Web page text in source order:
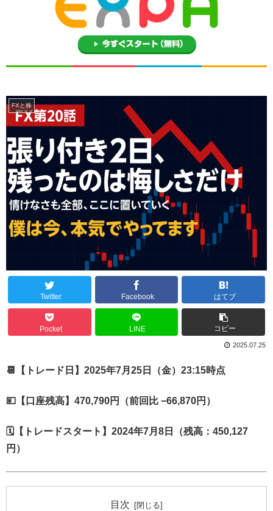
FXと株
Twitter Facebook はてブ
Pocket LINE コピー
2025.07.25
📆【トレード日】2025年7月25日（金）23:15時点
💴【口座残高】470,790円（前回比 −66,870円）
🗓【トレードスタート】2024年7月8日（残高：450,127
円）
目次